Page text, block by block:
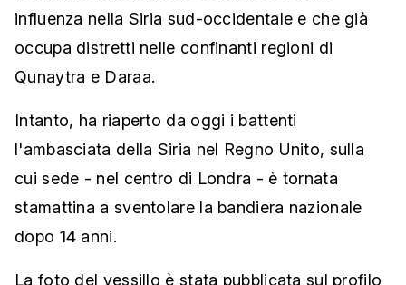
influenza nella Siria sud-occidentale e che già
occupa distretti nelle confinanti regioni di
Qunaytra e Daraa.
Intanto, ha riaperto da oggi i battenti
l'ambasciata della Siria nel Regno Unito, sulla
cui sede - nel centro di Londra - è tornata
stamattina a sventolare la bandiera nazionale
dopo 14 anni.
La foto del vessillo è stata pubblicata sul profilo